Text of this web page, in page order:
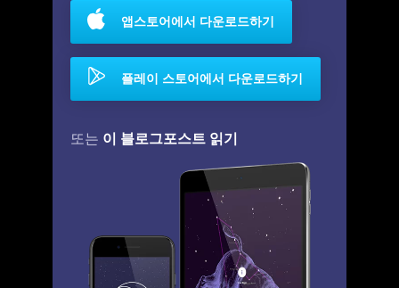
앱스토어에서 다운로드하기
플레이 스토어에서 다운로드하기
또는 이 블로그포스트 읽기